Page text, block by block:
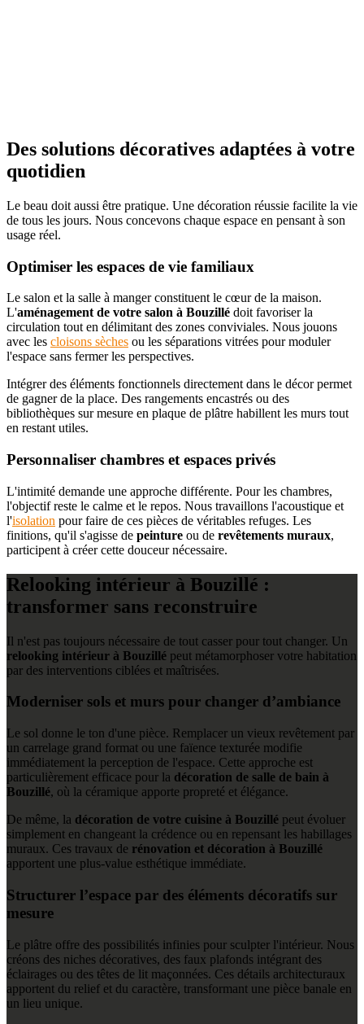
Des solutions décoratives adaptées à votre
quotidien
Le beau doit aussi être pratique. Une décoration réussie facilite la vie
de tous les jours. Nous concevons chaque espace en pensant à son
usage réel.
Optimiser les espaces de vie familiaux
Le salon et la salle à manger constituent le cœur de la maison.
L'aménagement de votre salon à Bouzillé doit favoriser la
circulation tout en délimitant des zones conviviales. Nous jouons
avec les cloisons sèches ou les séparations vitrées pour moduler
l'espace sans fermer les perspectives.
Intégrer des éléments fonctionnels directement dans le décor permet
de gagner de la place. Des rangements encastrés ou des
bibliothèques sur mesure en plaque de plâtre habillent les murs tout
en restant utiles.
Personnaliser chambres et espaces privés
L'intimité demande une approche différente. Pour les chambres,
l'objectif reste le calme et le repos. Nous travaillons l'acoustique et
l'isolation pour faire de ces pièces de véritables refuges. Les
finitions, qu'il s'agisse de peinture ou de revêtements muraux,
participent à créer cette douceur nécessaire.
Relooking intérieur à Bouzillé :
transformer sans reconstruire
Il n'est pas toujours nécessaire de tout casser pour tout changer. Un
relooking intérieur à Bouzillé peut métamorphoser votre habitation
par des interventions ciblées et maîtrisées.
Moderniser sols et murs pour changer d’ambiance
Le sol donne le ton d'une pièce. Remplacer un vieux revêtement par
un carrelage grand format ou une faïence texturée modifie
immédiatement la perception de l'espace. Cette approche est
particulièrement efficace pour la décoration de salle de bain à
Bouzillé, où la céramique apporte propreté et élégance.
De même, la décoration de votre cuisine à Bouzillé peut évoluer
simplement en changeant la crédence ou en repensant les habillages
muraux. Ces travaux de rénovation et décoration à Bouzillé
apportent une plus-value esthétique immédiate.
Structurer l’espace par des éléments décoratifs sur
mesure
Le plâtre offre des possibilités infinies pour sculpter l'intérieur. Nous
créons des niches décoratives, des faux plafonds intégrant des
éclairages ou des têtes de lit maçonnées. Ces détails architecturaux
apportent du relief et du caractère, transformant une pièce banale en
un lieu unique.